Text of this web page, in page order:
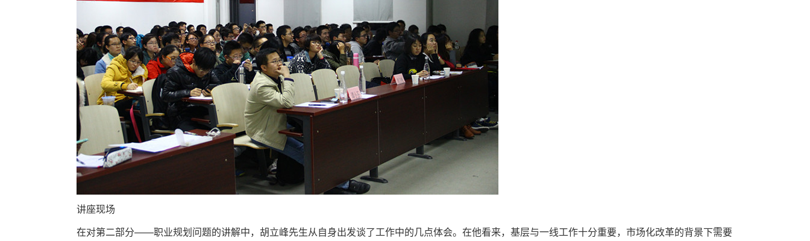
讲座现场
在对第二部分——职业规划问题的讲解中，胡立峰先生从自身出发谈了工作中的几点体会。在他看来，基层与一线工作十分重要，市场化改革的背景下需要